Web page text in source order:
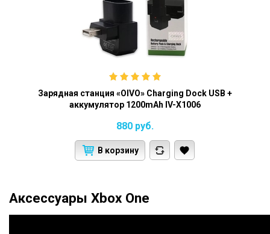
Зарядная станция «OIVO» Charging Dock USB +
аккумулятор 1200mAh IV-X1006
880 руб.
В корзину
Аксессуары Xbox One